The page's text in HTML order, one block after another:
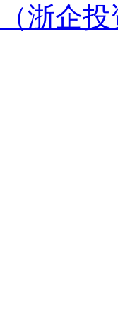
（浙企